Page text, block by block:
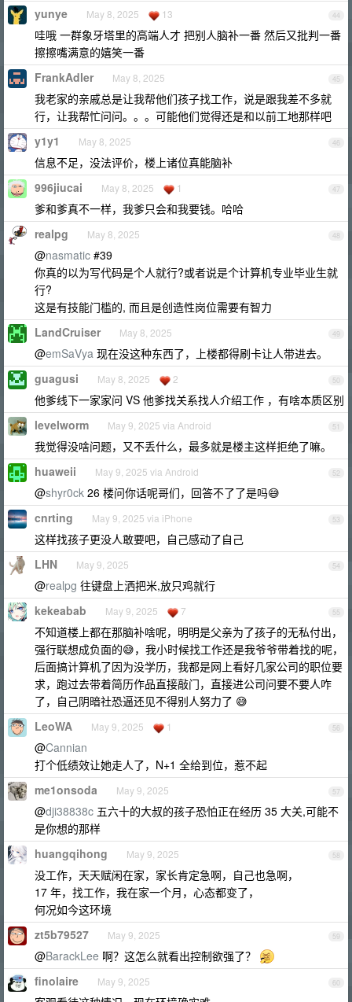
44
yunye May 8, 2025 13
哇哦 一群象牙塔里的高端人才 把别人脑补一番 然后又批判一番
擦擦嘴满意的嬉笑一番
45
FrankAdler May 8, 2025
我老家的亲戚总是让我帮他们孩子找工作，说是跟我差不多就
行，让我帮忙问问。。。可能他们觉得还是和以前工地那样吧
46
y1y1 May 8, 2025
信息不足，没法评价，楼上诸位真能脑补
47
996jiucai May 8, 2025 1
爹和爹真不一样，我爹只会和我要钱。哈哈
48
realpg May 8, 2025
@nasmatic #39
你真的以为写代码是个人就行?或者说是个计算机专业毕业生就
行?
这是有技能门槛的, 而且是创造性岗位需要有智力
49
LandCruiser May 8, 2025
@emSaVya 现在没这种东西了，上楼都得刷卡让人带进去。
50
guagusi May 8, 2025 2
他爹线下一家家问 VS 他爹找关系找人介绍工作 ，有啥本质区别
51
levelworm May 9, 2025 via Android
我觉得没啥问题，又不丢什么，最多就是楼主这样拒绝了嘛。
52
huaweii May 9, 2025 via Android
@shyr0ck 26 楼问你话呢哥们，回答不了了是吗😅
53
cnrting May 9, 2025 via iPhone
这样找孩子更没人敢要吧，自己感动了自己
54
LHN May 9, 2025
@realpg 往键盘上洒把米,放只鸡就行
55
kekeabab May 9, 2025 7
不知道楼上都在那脑补啥呢，明明是父亲为了孩子的无私付出，
强行联想成负面的😅，我小时候找工作还是我爷爷带着找的呢，
后面搞计算机了因为没学历，我都是网上看好几家公司的职位要
求，跑过去带着简历作品直接敲门，直接进公司问要不要人咋
了，自己阴暗社恐逼还见不得别人努力了 😅
56
LeoWA May 9, 2025 1
@Cannian
打个低绩效让她走人了，N+1 全给到位，惹不起
57
me1onsoda May 9, 2025
@dji38838c 五六十的大叔的孩子恐怕正在经历 35 大关,可能不
是你想的那样
58
huangqihong May 9, 2025
没工作，天天赋闲在家，家长肯定急啊，自己也急啊，
17 年，找工作，我在家一个月，心态都变了，
何况如今这环境
59
zt5b79527 May 9, 2025
@BarackLee 啊？这怎么就看出控制欲强了？
60
finolaire May 9, 2025